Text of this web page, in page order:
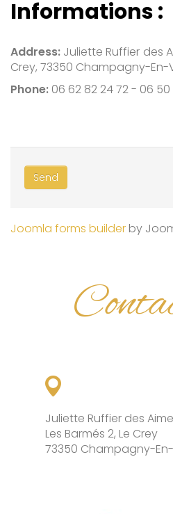
Informations :
Address: Juliette Ruffier des
Crey, 73350 Champagny-En-
Phone: 06 62 82 24 72 - 06 50
Send
Joomla forms builder by
Juliette Ruffier des
Les Barmés 2, Le Crey
73350 Champagny-